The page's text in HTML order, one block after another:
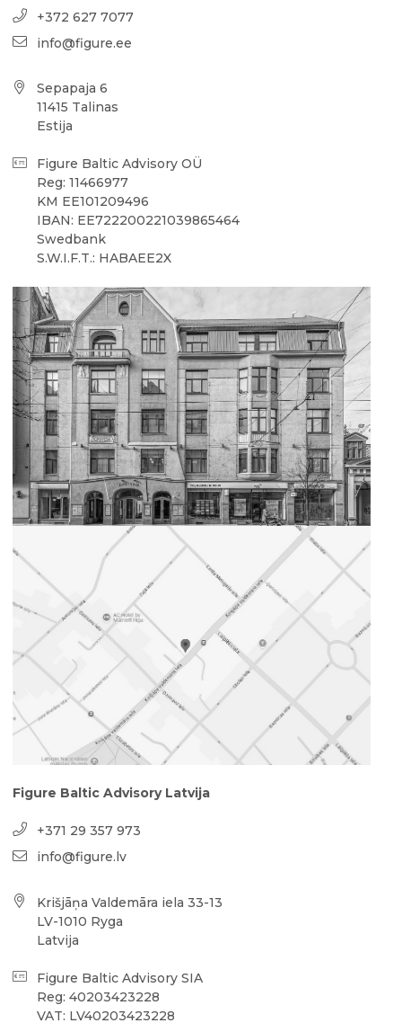
+372 627 7077
info@figure.ee
Sepapaja 6
11415 Talinas
Estija
Figure Baltic Advisory OÜ
Reg: 11466977
KM EE101209496
IBAN: EE722200221039865464
Swedbank
S.W.I.F.T.: HABAEE2X
Figure Baltic Advisory Latvija
+371 29 357 973
info@figure.lv
Krišjāņa Valdemāra iela 33-13
LV-1010 Ryga
Latvija
Figure Baltic Advisory SIA
Reg: 40203423228
VAT: LV40203423228